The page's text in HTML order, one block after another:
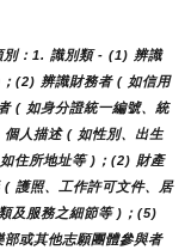
別：1. 識別類 - (1) 辨識
(2) 辨識財務者 ( 如信用
( 如身分證統一編號、統
人描述 ( 如性別、出生
住所地址等 )；(2) 財產
( 護照、工作許可文件、居
及服務之細節等 )；(5)
或其他志願團體參與者